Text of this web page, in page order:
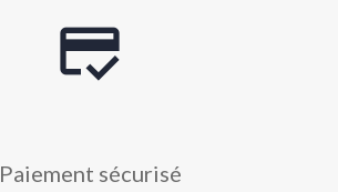
credit_score
Paiement sécurisé